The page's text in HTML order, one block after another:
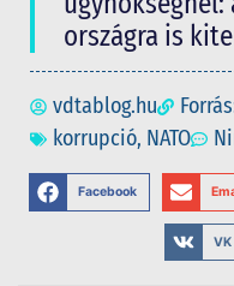
országra is
vdtablog.hu
korrupció, NATO
Facebook
VK